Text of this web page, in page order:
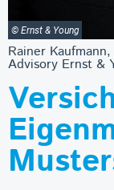
© Ernst & Young
Rainer
Advisory Ernst &